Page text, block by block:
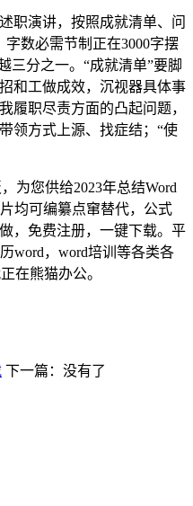
演讲，按照成就清单、问
数必需节制正在3000字摆
三分之一。“成就清单”要脚
和工做成效，沉视器具体事
履职尽责方面的凸起问题，
领方式上源、找症结；“使
您供给2023年总结Word
均可编纂点窜替代，公式
，免费注册，一键下载。平
word，word培训等各类各
在熊猫办公。
下一篇：没有了